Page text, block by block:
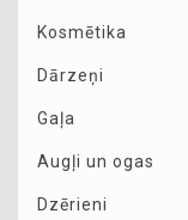
Kosmētika
Dārzeņi
Gaļa
Augļi un ogas
Dzērieni